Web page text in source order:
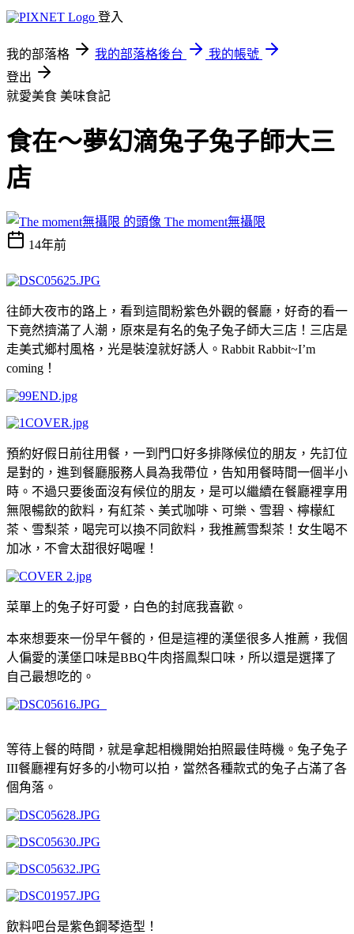
登入
我的部落格 我的部落格後台
我的帳號
登出
就愛美食 美味食記
食在～夢幻滴兔子兔子師大三
店
The moment無攝限
14年前
往師大夜市的路上，看到這間粉紫色外觀的餐廳，好奇的看一
下竟然擠滿了人潮，原來是有名的兔子兔子師大三店！三店是
走美式鄉村風格，光是裝湟就好誘人。Rabbit Rabbit~I’m
coming ！
預約好假日前往用餐，一到門口好多排隊候位的朋友，先訂位
是對的，進到餐廳服務人員為我帶位，告知用餐時間一個半小
時。不過只要後面沒有候位的朋友，是可以繼續在餐廳裡享用
無限暢飲的飲料，有紅茶、美式咖啡、可樂、雪碧、檸檬紅
茶、雪梨茶，喝完可以換不同飲料，我推薦雪梨茶！女生喝不
加冰，不會太甜很好喝喔！
菜單上的兔子好可愛，白色的封底我喜歡。
本來想要來一份早午餐的，但是這裡的漢堡很多人推薦，我個
人偏愛的漢堡口味是BBQ牛肉搭鳯梨口味，所以還是選擇了
自己最想吃的。
等待上餐的時間，就是拿起相機開始拍照最佳時機。兔子兔子
III餐廳裡有好多的小物可以拍，當然各種款式的兔子占滿了各
個角落。
飲料吧台是紫色鋼琴造型！